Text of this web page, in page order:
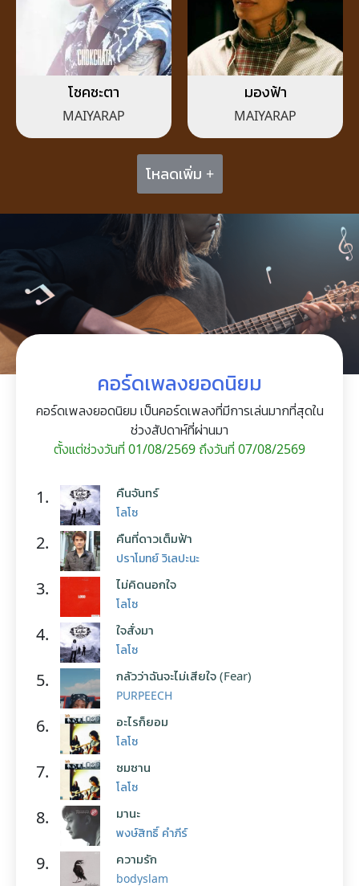
โชคชะตา
MAIYARAP
มองฟ้า
MAIYARAP
โหลดเพิ่ม +
คอร์ดเพลงยอดนิยม
คอร์ดเพลงยอดนิยม เป็นคอร์ดเพลงที่มีการเล่นมากที่สุดใน
ช่วงสัปดาห์ที่ผ่านมา
ตั้งแต่ช่วงวันที่ 01/08/2569 ถึงวันที่ 07/08/2569
1. คืนจันทร์
โลโซ
2. คืนที่ดาวเต็มฟ้า
ปราโมทย์ วิเลปะนะ
3. ไม่คิดนอกใจ
โลโซ
4. ใจสั่งมา
โลโซ
5. กลัวว่าฉันจะไม่เสียใจ (Fear)
PURPEECH
6. อะไรก็ยอม
โลโซ
7. ซมซาน
โลโซ
8. มานะ
พงษ์สิทธิ์ คำภีร์
9. ความรัก
bodyslam